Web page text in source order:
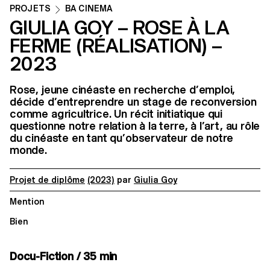
PROJETS BA CINEMA
GIULIA GOY – ROSE À LA
FERME (RÉALISATION) –
2023
Rose, jeune cinéaste en recherche d’emploi,
décide d’entreprendre un stage de reconversion
comme agricultrice. Un récit initiatique qui
questionne notre relation à la terre, à l’art, au rôle
du cinéaste en tant qu’observateur de notre
monde.
Projet de diplôme (2023) par Giulia Goy
Mention
Bien
Docu-Fiction / 35 min